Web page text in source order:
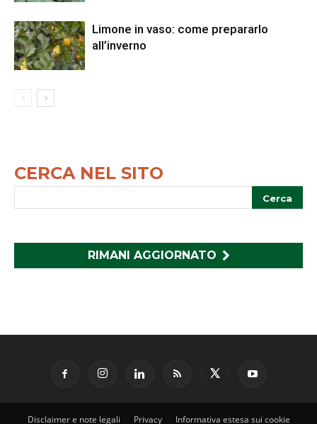
Limone in vaso: come prepararlo
all’inverno
CERCA NEL SITO
RIMANI AGGIORNATO
Disclaimer e note legali Privacy Informativa estesa sui cookie